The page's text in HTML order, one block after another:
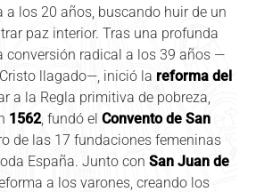
a los 20 años, buscando huir de un
paz interior. Tras una profunda
conversión radical a los 39 años —
llagado—, inició la reforma del
a la Regla primitiva de pobreza,
1562, fundó el Convento de San
de las 17 fundaciones femeninas
España. Junto con San Juan de
a los varones, creando los